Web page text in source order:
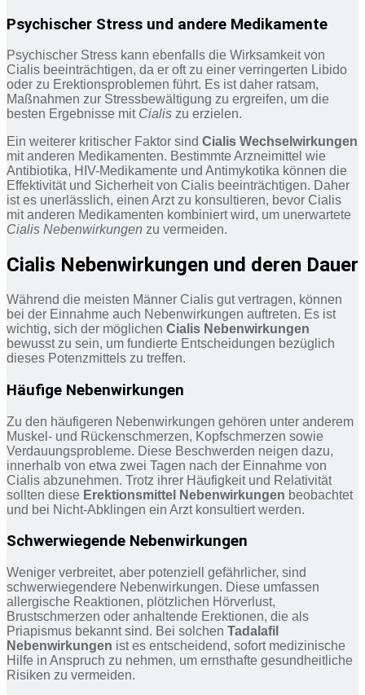
Psychischer Stress und andere Medikamente
Psychischer Stress kann ebenfalls die Wirksamkeit von
Cialis beeinträchtigen, da er oft zu einer verringerten Libido
oder zu Erektionsproblemen führt. Es ist daher ratsam,
Maßnahmen zur Stressbewältigung zu ergreifen, um die
besten Ergebnisse mit Cialis zu erzielen.
Ein weiterer kritischer Faktor sind Cialis Wechselwirkungen
mit anderen Medikamenten. Bestimmte Arzneimittel wie
Antibiotika, HIV-Medikamente und Antimykotika können die
Effektivität und Sicherheit von Cialis beeinträchtigen. Daher
ist es unerlässlich, einen Arzt zu konsultieren, bevor Cialis
mit anderen Medikamenten kombiniert wird, um unerwartete
Cialis Nebenwirkungen zu vermeiden.
Cialis Nebenwirkungen und deren Dauer
Während die meisten Männer Cialis gut vertragen, können
bei der Einnahme auch Nebenwirkungen auftreten. Es ist
wichtig, sich der möglichen Cialis Nebenwirkungen
bewusst zu sein, um fundierte Entscheidungen bezüglich
dieses Potenzmittels zu treffen.
Häufige Nebenwirkungen
Zu den häufigeren Nebenwirkungen gehören unter anderem
Muskel- und Rückenschmerzen, Kopfschmerzen sowie
Verdauungsprobleme. Diese Beschwerden neigen dazu,
innerhalb von etwa zwei Tagen nach der Einnahme von
Cialis abzunehmen. Trotz ihrer Häufigkeit und Relativität
sollten diese Erektionsmittel Nebenwirkungen beobachtet
und bei Nicht-Abklingen ein Arzt konsultiert werden.
Schwerwiegende Nebenwirkungen
Weniger verbreitet, aber potenziell gefährlicher, sind
schwerwiegendere Nebenwirkungen. Diese umfassen
allergische Reaktionen, plötzlichen Hörverlust,
Brustschmerzen oder anhaltende Erektionen, die als
Priapismus bekannt sind. Bei solchen Tadalafil
Nebenwirkungen ist es entscheidend, sofort medizinische
Hilfe in Anspruch zu nehmen, um ernsthafte gesundheitliche
Risiken zu vermeiden.